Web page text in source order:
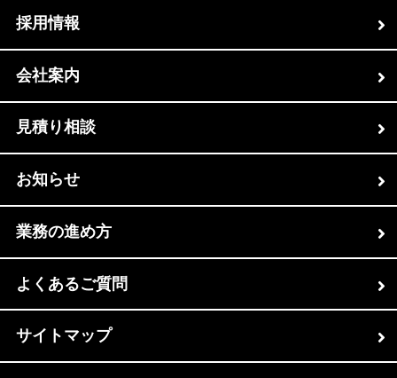
採用情報
会社案内
見積り相談
お知らせ
業務の進め方
よくあるご質問
サイトマップ